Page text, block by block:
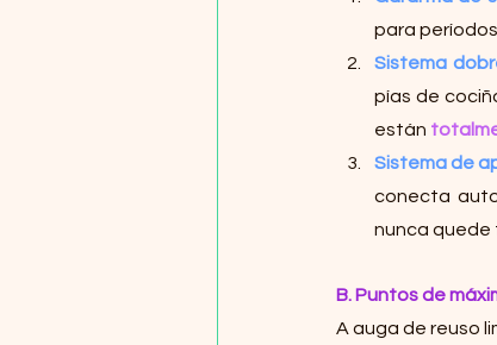
para
Sistema
pías de
están
Sistema de
conecta
nunca quede
B. Puntos de
A auga de reuso